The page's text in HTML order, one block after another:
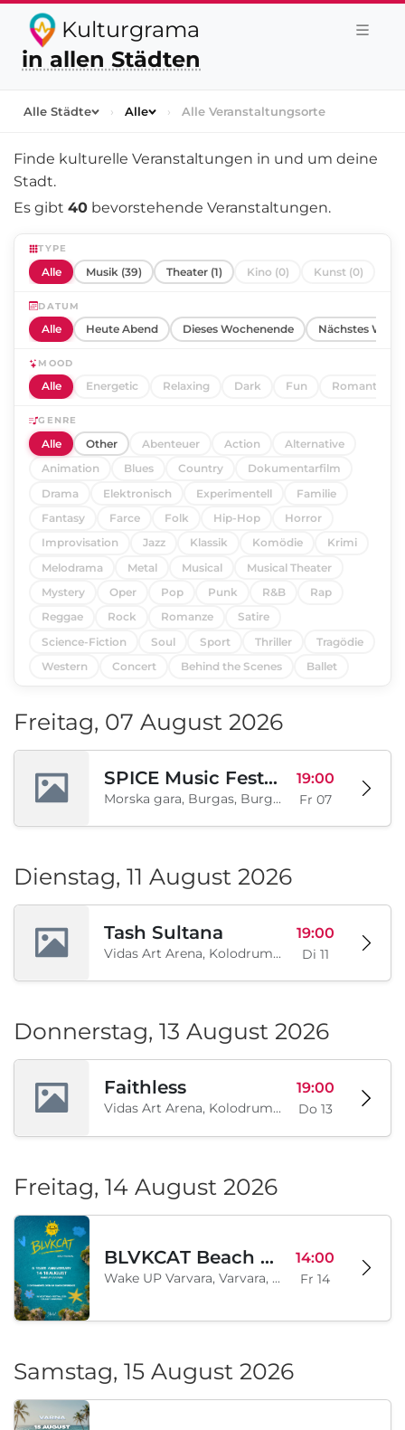
Kulturgrama
in allen Städten
Alle Städte › Alle › Alle Veranstaltungsorte
Finde kulturelle Veranstaltungen in und um deine
Stadt.
Es gibt 40 bevorstehende Veranstaltungen.
TYPE
Alle Musik (39) Theater (1) Kino (0) Kunst (0)
DATUM
Alle Heute Abend Dieses Wochenende Nächstes
MOOD
Alle Energetic Relaxing Dark Fun Romantic
GENRE
Alle Other Abenteuer Action
Alternative
Animation
Blues Country
Dokumentarfilm
Drama
Elektronisch Experimentell
Familie
Fantasy
Farce Folk Hip-Hop
Horror
Improvisation
Jazz Klassik Komödie
Krimi
Melodrama
Metal Musical
Musical Theater
Mystery
Oper Pop Punk R&B
Rap
Reggae
Rock Romanze
Satire
Science-Fiction
Soul Sport Thriller
Tragödie
Western
Concert Behind the Scenes Ballet
Freitag, 07 August 2026
SPICE Music Festival 2026
Morska gara, Burgas, Burgas, BG
19:00
Fr 07
Dienstag, 11 August 2026
Tash Sultana
Vidas Art Arena, Kolodrum, Borisova gradina, Sofia, BG
19:00
Di 11
Donnerstag, 13 August 2026
Faithless
Vidas Art Arena, Kolodrum, Borisova gradina, Sofia, BG
19:00
Do 13
Freitag, 14 August 2026
BLVKCAT Beach Festival 2026, Wake up Varvara
Wake UP Varvara, Varvara, BG
14:00
Fr 14
Samstag, 15 August 2026